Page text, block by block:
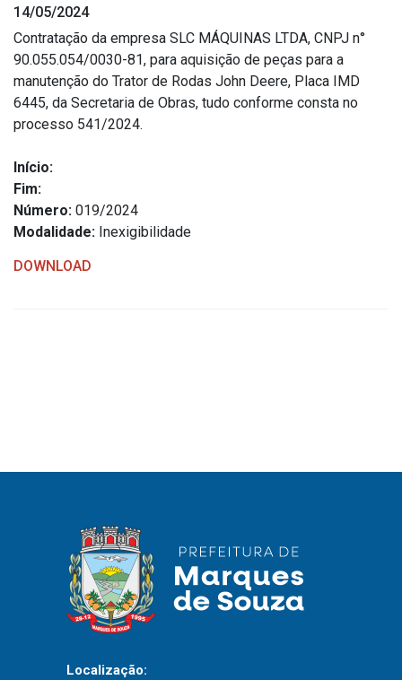
Estrutura Organizacional
Secretarias
Assistência Social
Educação, Cultura, Desporto e Turismo
Obras
Portal do Servidor
Publicações
Diário Oficial (Novo)
14/05/2024
Contratação da empresa SLC MÁQUINAS LTDA, CNPJ n°
90.055.054/0030-81, para aquisição de peças para a
manutenção do Trator de Rodas John Deere, Placa IMD
6445, da Secretaria de Obras, tudo conforme consta no
processo 541/2024.
Início:
Fim:
Número: 019/2024
Modalidade: Inexigibilidade
DOWNLOAD
Localização: